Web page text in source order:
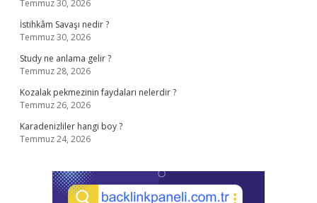
Temmuz 30, 2026
İstihkâm Savaşı nedir ?
Temmuz 30, 2026
Study ne anlama gelir ?
Temmuz 28, 2026
Kozalak pekmezinin faydaları nelerdir ?
Temmuz 26, 2026
Karadenizliler hangi boy ?
Temmuz 24, 2026